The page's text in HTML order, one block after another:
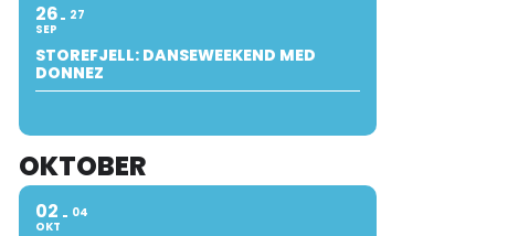
26
SEP
27
STOREFJELL: DANSEWEEKEND MED
DONNEZ
OKTOBER
02
OKT
04